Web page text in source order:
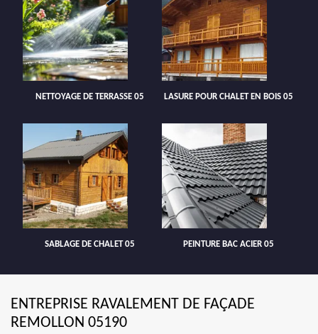
NETTOYAGE DE TERRASSE 05 LASURE POUR CHALET EN BOIS 05
SABLAGE DE CHALET 05 PEINTURE BAC ACIER 05
ENTREPRISE RAVALEMENT DE FAÇADE
REMOLLON 05190